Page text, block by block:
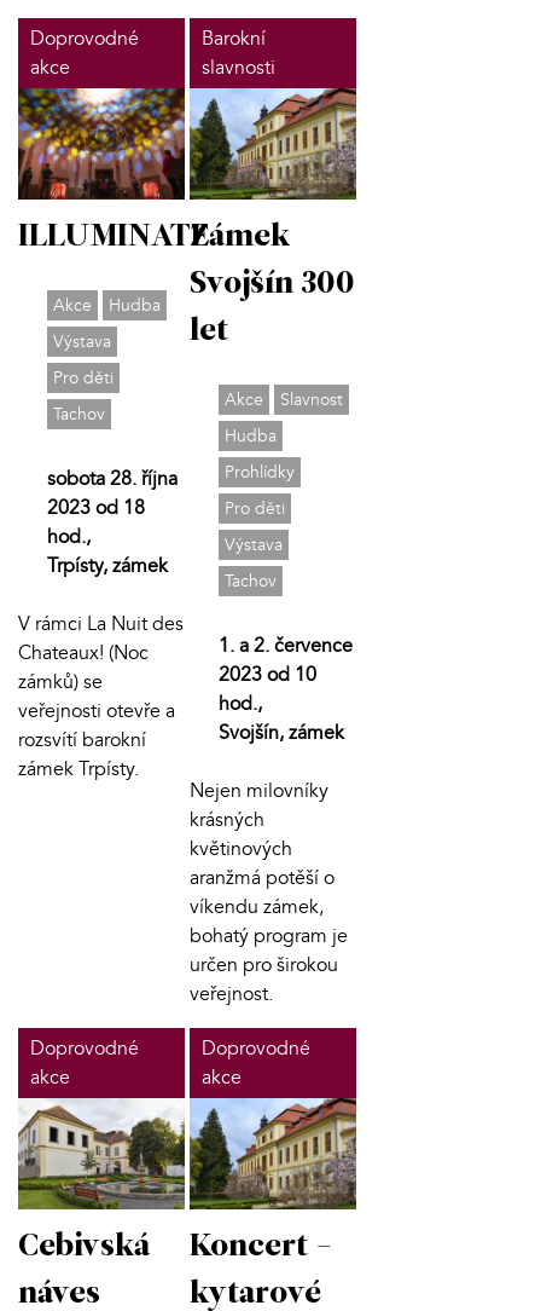
Doprovodné
akce
ILLUMINATE
Akce
Hudba
Výstava
Pro děti
Tachov
sobota 28. října
2023 od 18
hod.,
Trpísty, zámek
V rámci La Nuit des
Chateaux! (Noc
zámků) se
veřejnosti otevře a
rozsvítí barokní
zámek Trpísty.
Barokní
slavnosti
Zámek
Svojšín 300
let
Akce
Slavnost
Hudba
Prohlídky
Pro děti
Výstava
Tachov
1. a 2. července
2023 od 10
hod.,
Svojšín, zámek
Nejen milovníky
krásných
květinových
aranžmá potěší o
víkendu zámek,
bohatý program je
určen pro širokou
veřejnost.
Doprovodné
akce
Cebivská
náves
Doprovodné
akce
Koncert -
kytarové